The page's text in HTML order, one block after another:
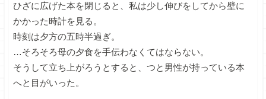
ひざに広げた本を閉じると、私は少し伸びをしてから壁に
かかった時計を見る。
時刻は夕方の五時半過ぎ。
…そろそろ母の夕食を手伝わなくてはならない。
そうして立ち上がろうとすると、つと男性が持っている本
へと目がいった。